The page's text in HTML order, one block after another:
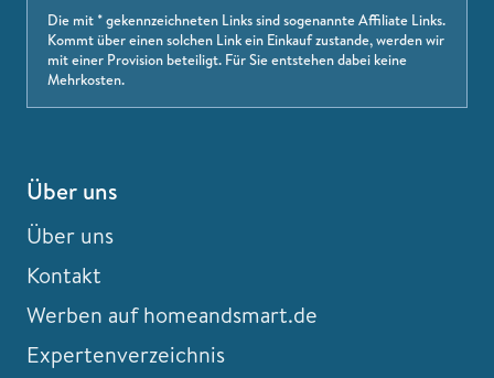
Die mit * gekennzeichneten Links sind sogenannte Affiliate Links.
Kommt über einen solchen Link ein Einkauf zustande, werden wir
mit einer Provision beteiligt. Für Sie entstehen dabei keine
Mehrkosten.
Über uns
Über uns
Kontakt
Werben auf homeandsmart.de
Expertenverzeichnis